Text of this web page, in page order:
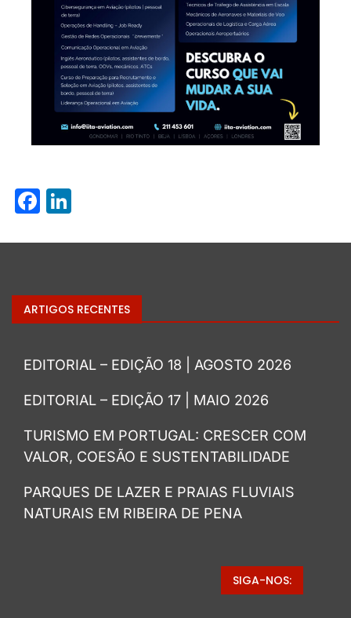
Facebook
ARTIGOS RECENTES
EDITORIAL – EDIÇÃO 18 | AGOSTO 2026
EDITORIAL – EDIÇÃO 17 | MAIO 2026
TURISMO EM PORTUGAL: CRESCER COM
VALOR, COESÃO E SUSTENTABILIDADE
PARQUES DE LAZER E PRAIAS FLUVIAIS
NATURAIS EM RIBEIRA DE PENA
SIGA-NOS: